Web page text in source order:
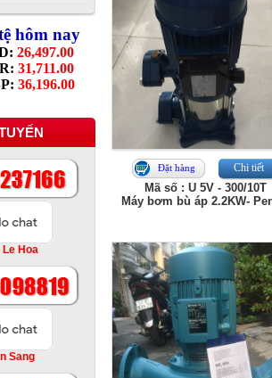
hôm nay
26,497.00
31,711.00
36,196.00
Le Hoa
Sang
Đặt hàng Chi tiết
Mã số : U 5V - 300/10T
Máy bơm bù áp 2.2KW-